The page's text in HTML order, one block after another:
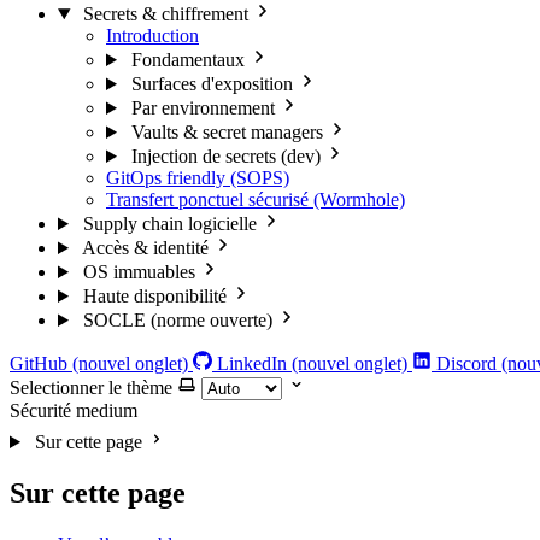
Secrets & chiffrement
Introduction
Fondamentaux
Surfaces d'exposition
Par environnement
Vaults & secret managers
Injection de secrets (dev)
GitOps friendly (SOPS)
Transfert ponctuel sécurisé (Wormhole)
Supply chain logicielle
Accès & identité
OS immuables
Haute disponibilité
SOCLE (norme ouverte)
GitHub (nouvel onglet) LinkedIn (nouvel onglet) Discord
Selectionner le thème
Sécurité medium
Sur cette page
Sur cette page